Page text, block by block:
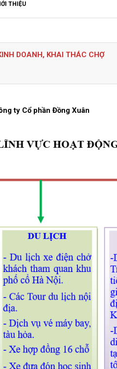
THIỆU
DOANH, KHAI THÁC CHỢ
ty Cổ phần Đồng Xuân